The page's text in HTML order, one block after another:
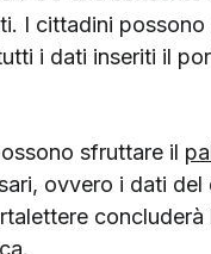
I cittadini
i dati inseriti il
sfruttare il
ovvero i dati